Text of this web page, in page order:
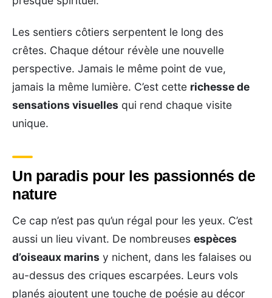
Les sentiers côtiers serpentent le long des
crêtes. Chaque détour révèle une nouvelle
perspective. Jamais le même point de vue,
jamais la même lumière. C’est cette richesse de
sensations visuelles qui rend chaque visite
unique.
Un paradis pour les passionnés de
nature
Ce cap n’est pas qu’un régal pour les yeux. C’est
aussi un lieu vivant. De nombreuses espèces
d’oiseaux marins y nichent, dans les falaises ou
au-dessus des criques escarpées. Leurs vols
planés ajoutent une touche de poésie au décor